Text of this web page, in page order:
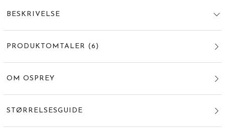
BESKRIVELSE
PRODUKTOMTALER (6 )
OM OSPREY
STØRRELSESGUIDE